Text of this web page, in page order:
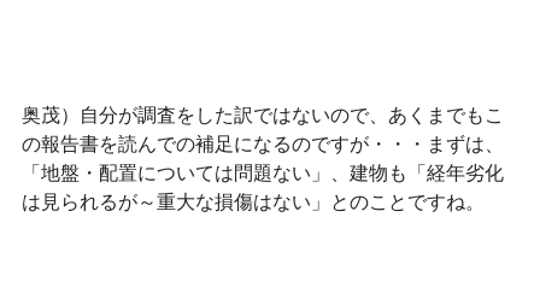
奥茂）自分が調査をした訳ではないので、あくまでもこ
の報告書を読んでの補足になるのですが・・・まずは、
「地盤・配置については問題ない」、建物も「経年劣化
は見られるが～重大な損傷はない」とのことですね。